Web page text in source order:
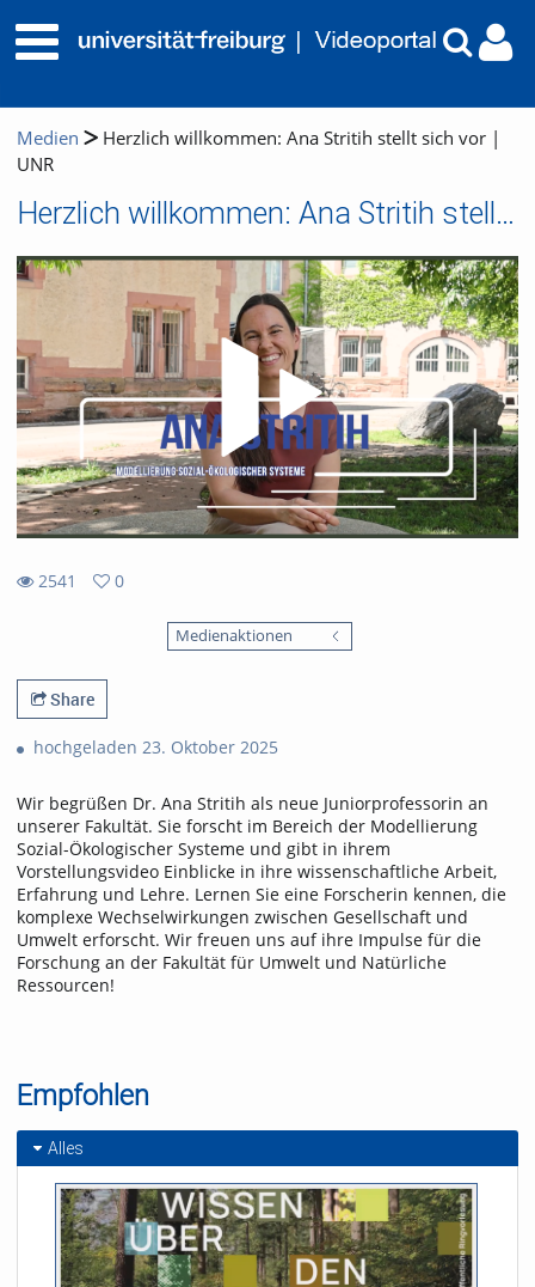
Medien
Herzlich willkommen: Ana Stritih stellt sich vor |
UNR
Herzlich willkommen: Ana Stritih stellt sich vor | UNR
2541
0
Medienaktionen
Share
hochgeladen 23. Oktober 2025
Wir begrüßen Dr. Ana Stritih als neue Juniorprofessorin an
unserer Fakultät. Sie forscht im Bereich der Modellierung
Sozial-Ökologischer Systeme und gibt in ihrem
Vorstellungsvideo Einblicke in ihre wissenschaftliche Arbeit,
Erfahrung und Lehre. Lernen Sie eine Forscherin kennen, die
komplexe Wechselwirkungen zwischen Gesellschaft und
Umwelt erforscht. Wir freuen uns auf ihre Impulse für die
Forschung an der Fakultät für Umwelt und Natürliche
Ressourcen!
Empfohlen
Alles